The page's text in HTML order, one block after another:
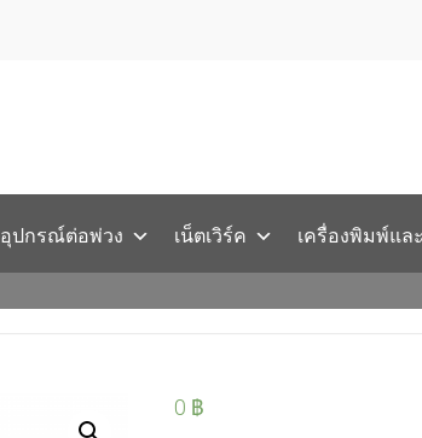
อุปกรณ์ต่อพ่วง เน็ตเวิร์ค เครื่องพิมพ์แล
0 ฿